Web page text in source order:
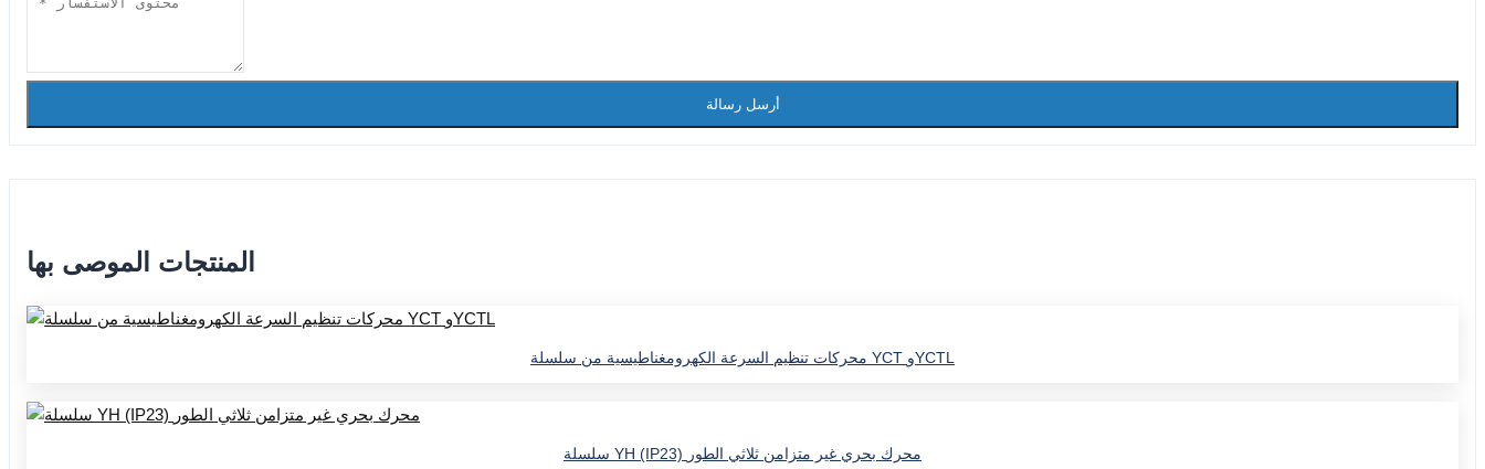
أرسل رسالة
المنتجات الموصى بها
محركات تنظيم السرعة الكهرومغناطيسية من سلسلة YCT وYCTL
سلسلة YH (IP23) محرك بحري غير متزامن ثلاثي الطور